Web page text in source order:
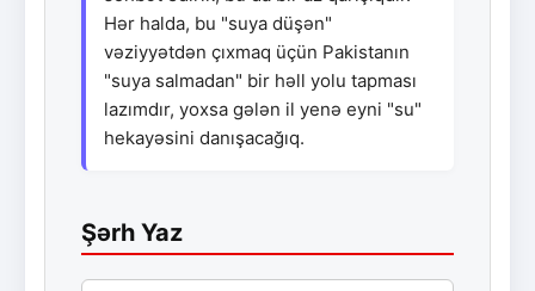
Hər halda, bu "suya düşən"
vəziyyətdən çıxmaq üçün Pakistanın
"suya salmadan" bir həll yolu tapması
lazımdır, yoxsa gələn il yenə eyni "su"
hekayəsini danışacağıq.
Şərh Yaz